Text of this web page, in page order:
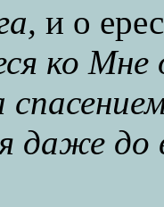
и о
ко
даже до